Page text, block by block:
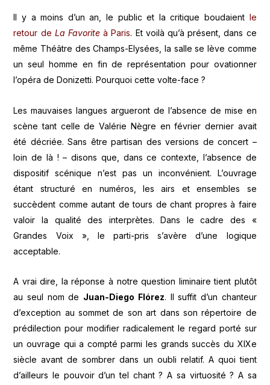
Il y a moins d’un an, le public et la critique boudaient
le
retour de La Favorite à Paris. Et voilà qu’à présent, dans ce
même Théâtre des Champs-Elysées, la salle se lève comme
un seul homme en fin de représentation pour ovationner
l’opéra de Donizetti. Pourquoi cette volte-face ?
Les mauvaises langues argueront de l’absence de mise en
scène tant celle de Valérie Nègre en février dernier avait
été décriée. Sans être partisan des versions de concert –
loin de là ! – disons que, dans ce contexte, l’absence de
dispositif scénique n’est pas un inconvénient. L’ouvrage
étant structuré en numéros, les airs et ensembles se
succèdent comme autant de tours de chant propres à faire
valoir la qualité des interprètes. Dans le cadre des «
Grandes Voix », le parti-pris s’avère d’une logique
acceptable.
A vrai dire, la réponse à notre question liminaire tient plutôt
au seul nom de Juan-Diego Flórez. Il suffit d’un chanteur
d’exception au sommet de son art dans son répertoire de
prédilection pour modifier radicalement le regard porté sur
un ouvrage qui a compté parmi les grands succès du XIXe
siècle avant de sombrer dans un oubli relatif. A quoi tient
d’ailleurs le pouvoir d’un tel chant ? A sa virtuosité ? A sa